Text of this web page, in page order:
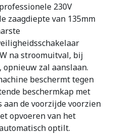
230V
zaagdiepte van 135mm
na stroomuitval, bij
zal aanslaan.
beschermt tegen
beschermkap met
de voorzijde voorzien
opvoeren van het
optilt.